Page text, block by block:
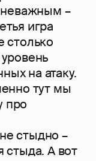
неважным –
игра
столько
на атаку.
тут мы
про
стыдно –
стыда. А вот